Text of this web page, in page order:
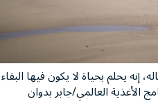
إنه يحلم بحياة لا يكون فيها البقاء
الأغذية العالمي/جابر بدوان